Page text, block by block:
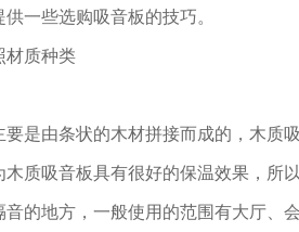
一些选购吸音板的技巧。
材质种类
要是由条状的木材拼接而成的，木质
木质吸音板具有很好的保温效果，所
的地方，一般使用的范围有大厅、